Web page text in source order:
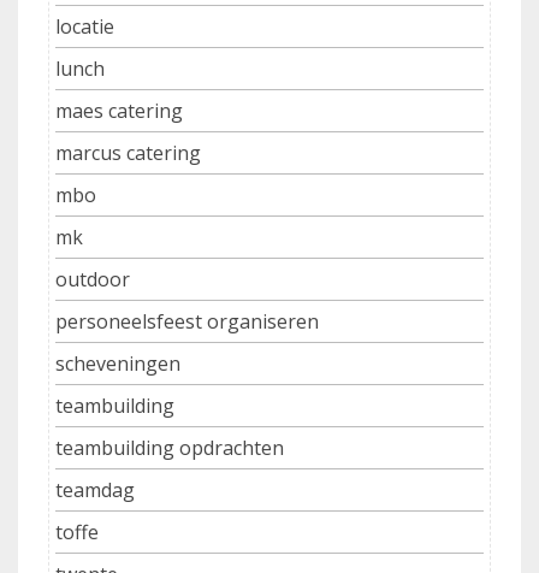
locatie
lunch
maes catering
marcus catering
mbo
mk
outdoor
personeelsfeest organiseren
scheveningen
teambuilding
teambuilding opdrachten
teamdag
toffe